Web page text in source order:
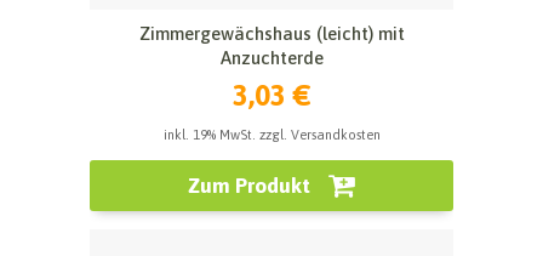
Zimmergewächshaus (leicht) mit
Anzuchterde
3,03 €
inkl. 19% MwSt. zzgl. Versandkosten
Zum Produkt